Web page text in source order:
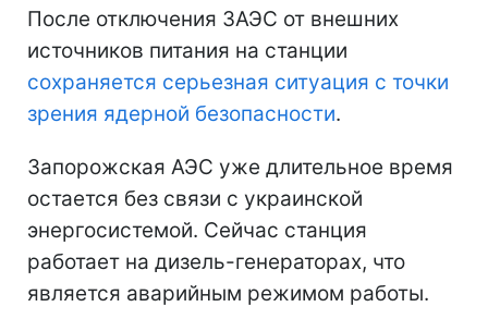
После отключения ЗАЭС от внешних
источников питания на станции
сохраняется серьезная ситуация с точки
зрения ядерной безопасности.
Запорожская АЭС уже длительное время
остается без связи с украинской
энергосистемой. Сейчас станция
работает на дизель-генераторах, что
является аварийным режимом работы.